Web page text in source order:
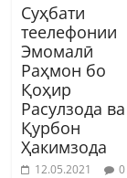
Суҳбати
теелефонии
Эмомалӣ
Раҳмон бо
Қоҳир
Расулзода ва
Қурбон
Ҳакимзода
12.05.2021 0